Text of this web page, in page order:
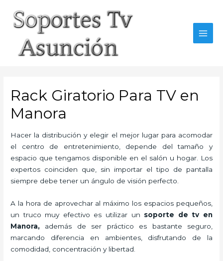
content
Rack Giratorio Para TV en
Manora
Hacer la distribución y elegir el mejor lugar para acomodar
el centro de entretenimiento, depende del tamaño y
espacio que tengamos disponible en el salón u hogar. Los
expertos coinciden que, sin importar el tipo de pantalla
siempre debe tener un ángulo de visión perfecto.
A la hora de aprovechar al máximo los espacios pequeños,
un truco muy efectivo es utilizar un soporte de tv en
Manora, además de ser práctico es bastante seguro,
marcando diferencia en ambientes, disfrutando de la
comodidad, concentración y libertad.